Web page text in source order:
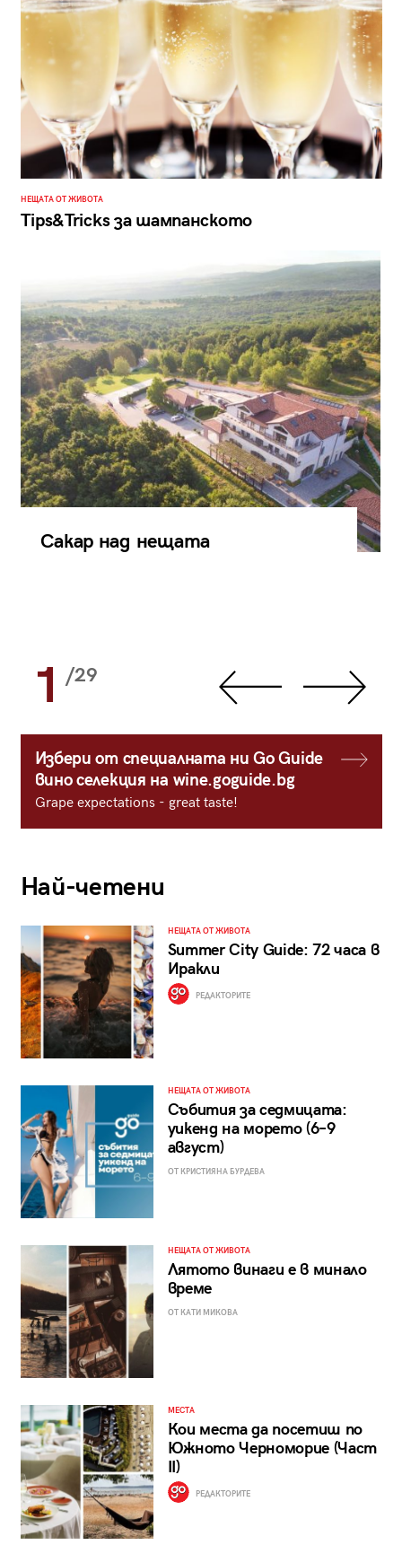
НЕЩАТА ОТ ЖИВОТА
Tips&Tricks за шампанското
Сакар над нещата
1 /29
Избери от специалната ни Go Guide
вино селекция на wine.goguide.bg
Grape expectations - great taste!
Най-четени
НЕЩАТА ОТ ЖИВОТА
Summer City Guide: 72 часа в
Иракли
РЕДАКТОРИТЕ
НЕЩАТА ОТ ЖИВОТА
Събития за седмицата:
уикенд на морето (6–9
август)
ОТ КРИСТИЯНА БУРДЕВА
НЕЩАТА ОТ ЖИВОТА
Лятото винаги е в минало
време
ОТ КАТИ МИКОВА
МЕСТА
Кои места да посетиш по
Южното Черноморие (Част
II)
РЕДАКТОРИТЕ